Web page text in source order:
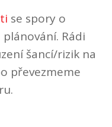
se spory o
Rádi
šancí/rizik na
převezmeme